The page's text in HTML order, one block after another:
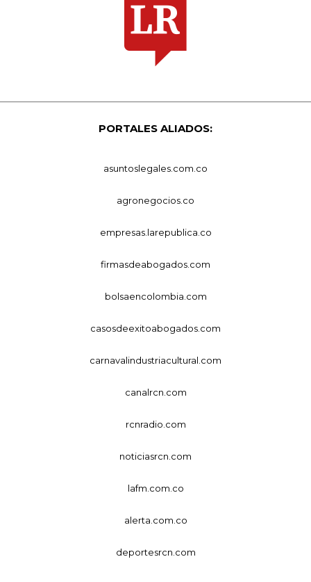
PORTALES ALIADOS:
asuntoslegales.com.co
agronegocios.co
empresas.larepublica.co
firmasdeabogados.com
bolsaencolombia.com
casosdeexitoabogados.com
carnavalindustriacultural.com
canalrcn.com
rcnradio.com
noticiasrcn.com
lafm.com.co
alerta.com.co
deportesrcn.com